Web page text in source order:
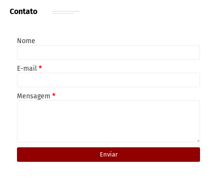
Contato
Nome
E-mail *
Mensagem *